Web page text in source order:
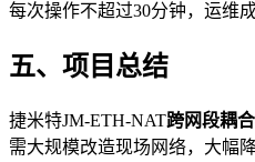
每次操作不超过30分钟，运维
五、项目总结
捷米特JM-ETH-NAT跨网段耦
需大规模改造现场网络，大幅